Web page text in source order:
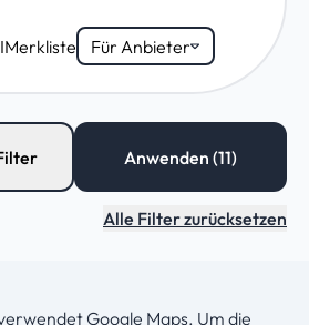
Merkliste Für Anbieter
Alle Filter zurücksetzen
Google Maps. Um die